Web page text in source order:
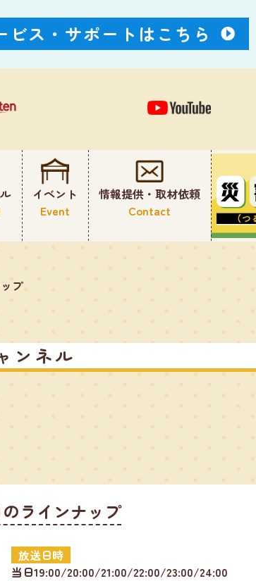
ビス・ サポートはこちら
イベント
Event
情報提供・取材依頼
Contact
プ
ンネル
ラインナップ
放送日時
当日19:00/20:00/21:00/22:00/23:00/24:00